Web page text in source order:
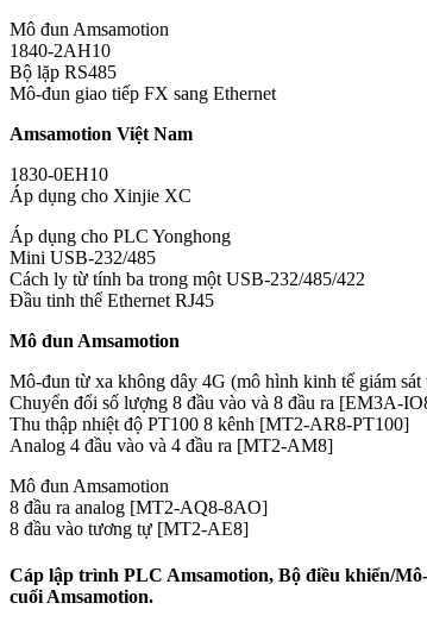
Mô đun Amsamotion
1840-2AH10
Bộ lặp RS485
Mô-đun giao tiếp FX sang Ethernet
Amsamotion Việt Nam
1830-0EH10
Áp dụng cho Xinjie XC
Áp dụng cho PLC Yonghong
Mini USB-232/485
Cách ly từ tính ba trong một USB-232/485/422
Đầu tinh thể Ethernet RJ45
Mô đun Amsamotion
Mô-đun từ xa không dây 4G (mô hình kinh tế giám
Chuyển đổi số lượng 8 đầu vào và 8 đầu ra [EM3A-
Thu thập nhiệt độ PT100 8 kênh [MT2-AR8-PT100]
Analog 4 đầu vào và 4 đầu ra [MT2-AM8]
Mô đun Amsamotion
8 đầu ra analog [MT2-AQ8-8AO]
8 đầu vào tương tự [MT2-AE8]
Cáp lập trình PLC Amsamotion, Bộ điều khiển/
cuối Amsamotion.